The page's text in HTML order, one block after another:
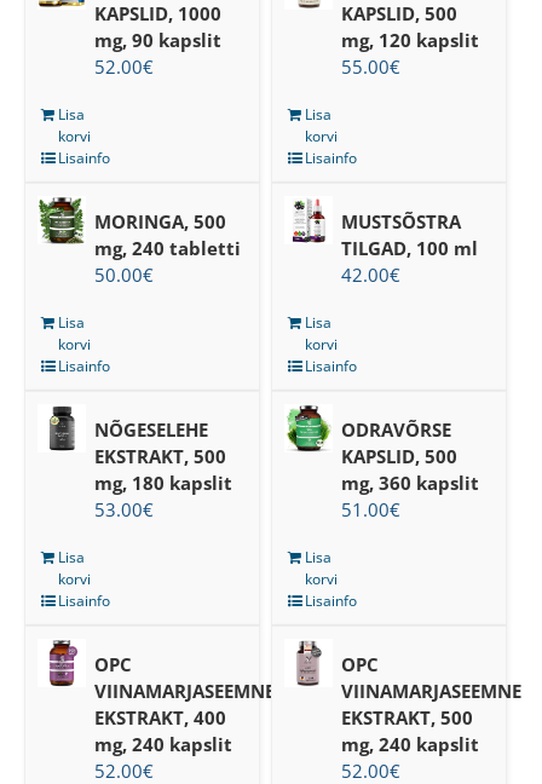
KAPSLID, 1000
mg, 90 kapslit
52.00€
Lisa
korvi
Lisainfo
KAPSLID, 500
mg, 120 kapslit
55.00€
Lisa
korvi
Lisainfo
MORINGA, 500
mg, 240 tabletti
50.00€
Lisa
korvi
Lisainfo
MUSTSÕSTRA
TILGAD, 100 ml
42.00€
Lisa
korvi
Lisainfo
NÕGESELEHE
EKSTRAKT, 500
mg, 180 kapslit
53.00€
Lisa
korvi
Lisainfo
ODRAVÕRSE
KAPSLID, 500
mg, 360 kapslit
51.00€
Lisa
korvi
Lisainfo
OPC
VIINAMARJASEEMNE
EKSTRAKT, 400
mg, 240 kapslit
52.00€
OPC
VIINAMARJASEEMNE
EKSTRAKT, 500
mg, 240 kapslit
52.00€